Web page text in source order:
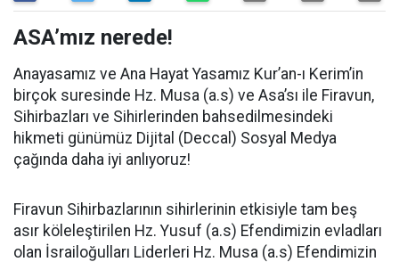
ASA’mız nerede!
Anayasamız ve Ana Hayat Yasamız Kur’an-ı Kerim’in
birçok suresinde Hz. Musa (a.s) ve Asa’sı ile Firavun,
Sihirbazları ve Sihirlerinden bahsedilmesindeki
hikmeti günümüz Dijital (Deccal) Sosyal Medya
çağında daha iyi anlıyoruz!
Firavun Sihirbazlarının sihirlerinin etkisiyle tam beş
asır köleleştirilen Hz. Yusuf (a.s) Efendimizin evladları
olan İsrailoğulları Liderleri Hz. Musa (a.s) Efendimizin